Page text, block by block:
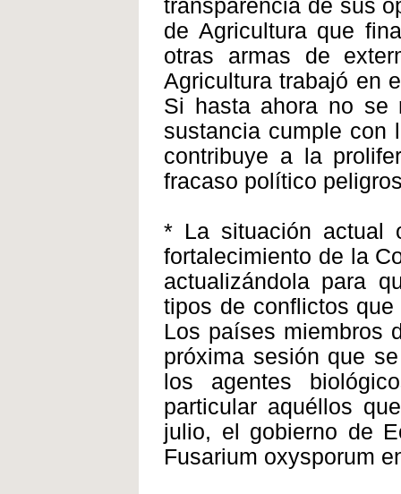
transparencia de sus
de Agricultura que
otras armas de
Agricultura trabajó en
Si hasta ahora no se
sustancia cumple con
contribuye a la
fracaso político
* La situación actual
fortalecimiento de la
actualizándola para
tipos de conflictos
Los países miembros
próxima sesión que
los agentes
particular aquéllos
julio, el gobierno de
Fusarium oxysporum